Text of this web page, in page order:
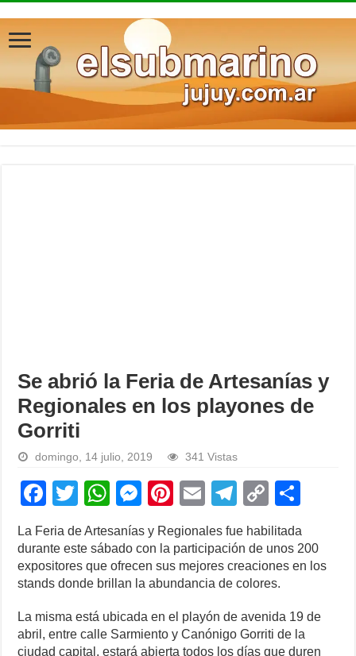
Se abrió la Feria de Artesanías y
Regionales en los playones de
Gorriti
domingo, 14 julio, 2019 341 Vistas
F
a
c
e
b
o
o
T
wi
tt
er
W
at
s
A
p
p
M
ss
e
n
g
er
Pi
nt
er
e
st
E
m
ail
T
el
e
gr
a
m
C
o
p
y
Li
n
k
ar
e
La Feria de Artesanías y Regionales fue habilitada
durante este sábado con la participación de unos 200
expositores que ofrecen sus mejores creaciones en los
stands donde brillan la abundancia de colores.
La misma está ubicada en el playón de avenida 19 de
abril, entre calle Sarmiento y Canónigo Gorriti de la
ciudad capital, estará abierta todos los días que duren